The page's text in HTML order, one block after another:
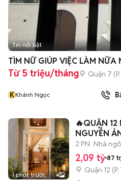
Tin nổi bật
TÌM NỮ GIÚP VIỆC LÀM NỮA
Từ 5 triệu/tháng Quận 7 (
KKhánh Ngọc
1 phút trước 4
🔥QUẬN
NGUYỄN
🔥
2 PN Nhà
2,09 tỷ 87
Quận 12 (